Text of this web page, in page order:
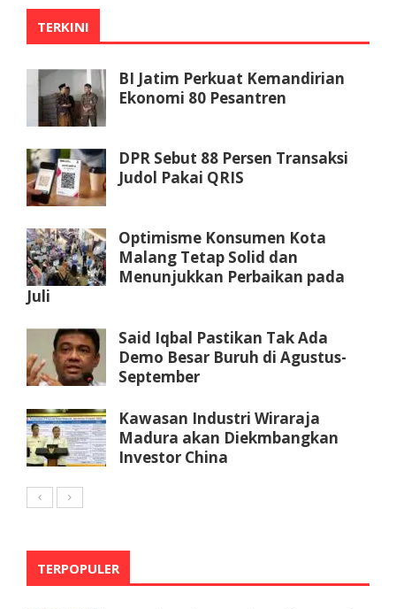
TERKINI
BI Jatim Perkuat Kemandirian
Ekonomi 80 Pesantren
DPR Sebut 88 Persen Transaksi
Judol Pakai QRIS
Optimisme Konsumen Kota
Malang Tetap Solid dan
Menunjukkan Perbaikan pada
Juli
Said Iqbal Pastikan Tak Ada
Demo Besar Buruh di Agustus-
September
Kawasan Industri Wiraraja
Madura akan Diekmbangkan
Investor China
TERPOPULER